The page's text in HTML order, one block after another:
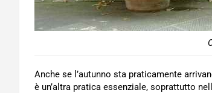
Anche se l’autunno sta praticamente
è un’altra pratica essenziale, soprattutto